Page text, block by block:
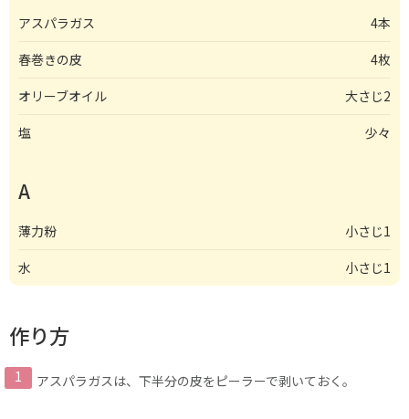
アスパラガス
4本
春巻きの皮
4枚
オリーブオイル
大さじ2
塩
少々
A
薄力粉
小さじ1
水
小さじ1
作り方
アスパラガスは、下半分の皮をピーラーで剥いておく。